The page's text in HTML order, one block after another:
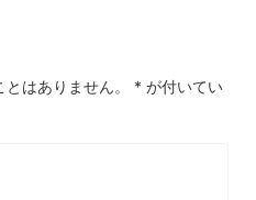
はありません。 * が付いてい